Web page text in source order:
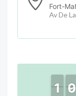
Fort-
Av De
1
1
1
1 9
9
0
0